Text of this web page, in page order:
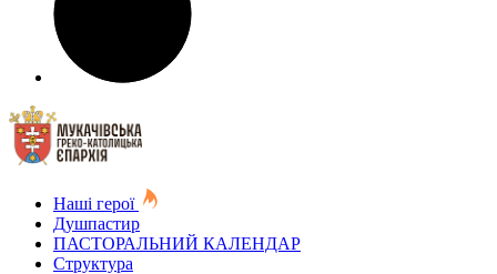
Наші герої
Душпастир
ПАСТОРАЛЬНИЙ КАЛЕНДАР
Структура